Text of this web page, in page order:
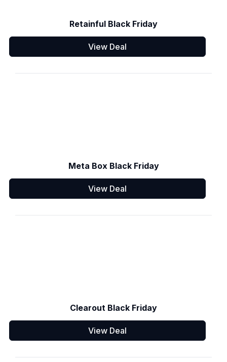
Retainful Black Friday
View Deal
Meta Box Black Friday
View Deal
Clearout Black Friday
View Deal